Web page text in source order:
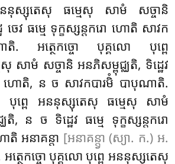
នុស្សុតេសុ ធម្មេសុ សាមំ សច្ចានិ
ចេវ ធម្មេ ទុក្ខស្សន្តករោ ហោតិ សាវក
តិ. អត្ថេកច្ចោ បុគ្គលោ បុព្ពេ
សាមំ សច្ចានិ អនភិសម្ពុជ្ឈតិ, ទិដ្ឋេវ
ោ ហោតិ, ន ច សាវកបារមិំ បាបុណាតិ.
ោ បុព្ពេ អននុស្សុតេសុ ធម្មេសុ សាមំ
តិ, ន ច ទិដ្ឋេវ ធម្មេ ទុក្ខស្សន្តករោ
អនាគន្តា [អនាគន្ត្វា (ស្យា. ក.) អ.
. អត្ថេកច្ចោ បុគ្គលោ បុព្ពេ អននុស្សុតេសុ